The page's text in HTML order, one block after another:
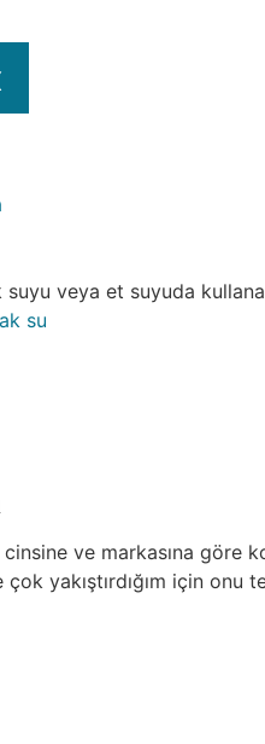
suyu veya et suyuda
su
cinsine ve markasına göre
yakıştırdığım için